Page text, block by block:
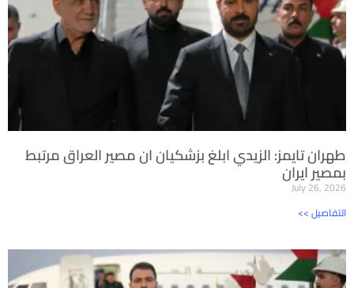
طهران تايمز: الزيدي ابلغ بزشكيان ان مصير العراق مرتبط
بمصير ايران
July 26, 2026
<< التفاصيل